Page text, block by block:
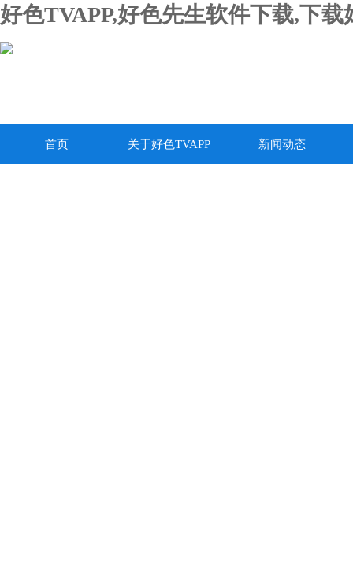
好色TVAPP,好色先生软件下载,下
首页 关于好色TVAPP 新闻动态